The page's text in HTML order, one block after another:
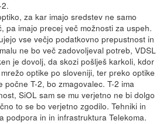
za kar imajo sredstev ne samo
pa imajo precej več možnosti za uspeh.
vse večjo podatkovno prepustnost in
ne bo več zadovoljeval potreb, VDSL
je dovolj, da skozi pošlješ karkoli, kdor
optike po sloveniji, ter preko optike
počne T-2, bo zmagovalec. T-2 ima
SiOL sam se mu verjetno ne bi dolgo
to se bo verjetno zgodilo. Tehniki in
podpora in in infrastruktura Telekoma.